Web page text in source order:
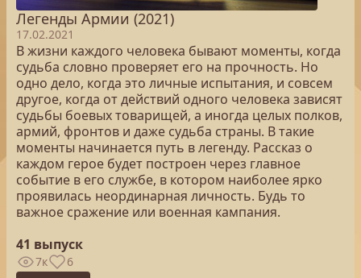
Легенды Армии (2021)
17.02.2021
В жизни каждого человека бывают моменты, когда
судьба словно проверяет его на прочность. Но
одно дело, когда это личные испытания, и совсем
другое, когда от действий одного человека зависят
судьбы боевых товарищей, а иногда целых полков,
армий, фронтов и даже судьба страны. В такие
моменты начинается путь в легенду. Рассказ о
каждом герое будет построен через главное
событие в его службе, в котором наиболее ярко
проявилась неординарная личность. Будь то
важное сражение или военная кампания.
41 выпуск
7к 6